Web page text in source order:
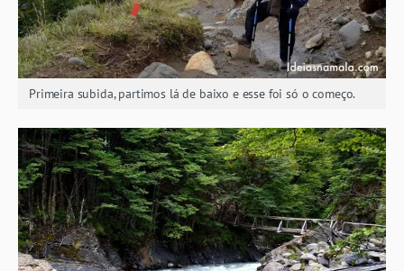
Primeira subida, partimos lá de baixo e esse foi só o começo.